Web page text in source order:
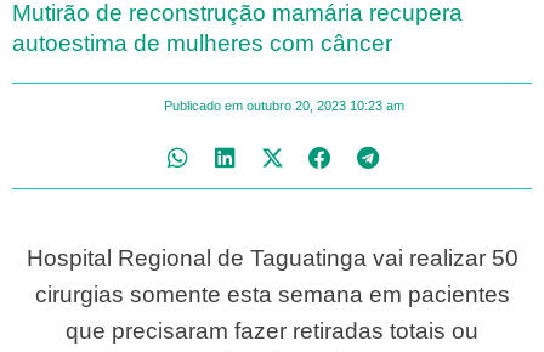
Mutirão de reconstrução mamária recupera
autoestima de mulheres com câncer
Publicado em outubro 20, 2023 10:23 am
Hospital Regional de Taguatinga vai realizar 50
cirurgias somente esta semana em pacientes
que precisaram fazer retiradas totais ou